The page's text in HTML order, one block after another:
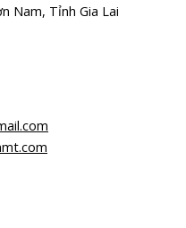
Nam, Tỉnh Gia Lai